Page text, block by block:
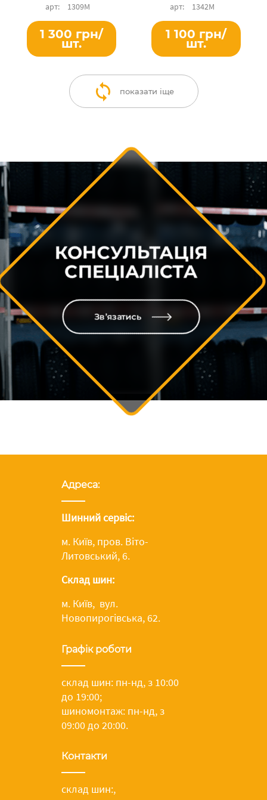
1309М
1 300 грн/
шт.
1342М
1 100 грн/
шт.
показати іще
КОНСУЛЬТАЦІЯ
СПЕЦІАЛІСТА
Зв’язатись
Адреса:
Шинний сервіс:
м. Київ, пров. Віто-
Литовський, 6.
Склад шин:
м. Київ, вул.
Новопирогівська, 62.
Графік роботи
склад шин: пн-нд, з 10:00
до 19:00;
шиномонтаж: пн-нд, з
09:00 до 20:00.
Контакти
склад шин:,